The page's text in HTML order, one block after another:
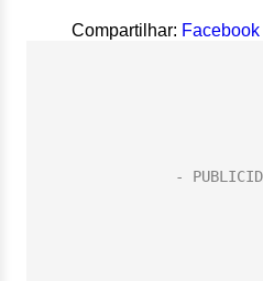
Compartilhar: Facebook